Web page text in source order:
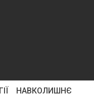
НАВКОЛИШНЄ